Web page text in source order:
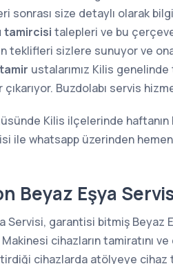
sonrası size detaylı olarak
tamircisi talepleri ve bu
teklifleri sizlere sunuyor ve
ustalarımız Kilis
Buzdolabı servis
Kilis ilçelerinde
ile whatsapp üzerinden
Beyaz Eşya
garantisi bitmiş Beyaz
cihazların tamiratını
cihazlarda atölyeye